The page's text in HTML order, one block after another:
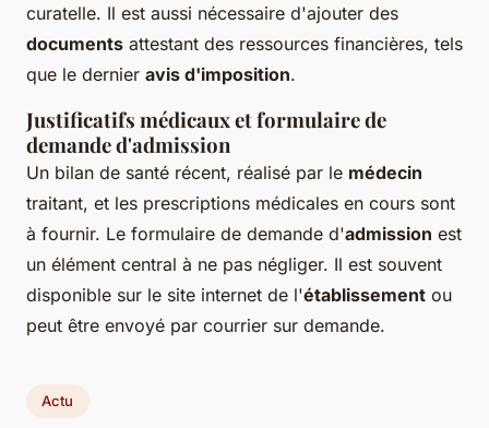
curatelle. Il est aussi nécessaire d'ajouter des
documents attestant des ressources financières, tels
que le dernier avis d'imposition.
Justificatifs médicaux et formulaire de
demande d'admission
Un bilan de santé récent, réalisé par le médecin
traitant, et les prescriptions médicales en cours sont
à fournir. Le formulaire de demande d'admission est
un élément central à ne pas négliger. Il est souvent
disponible sur le site internet de l'établissement ou
peut être envoyé par courrier sur demande.
Actu